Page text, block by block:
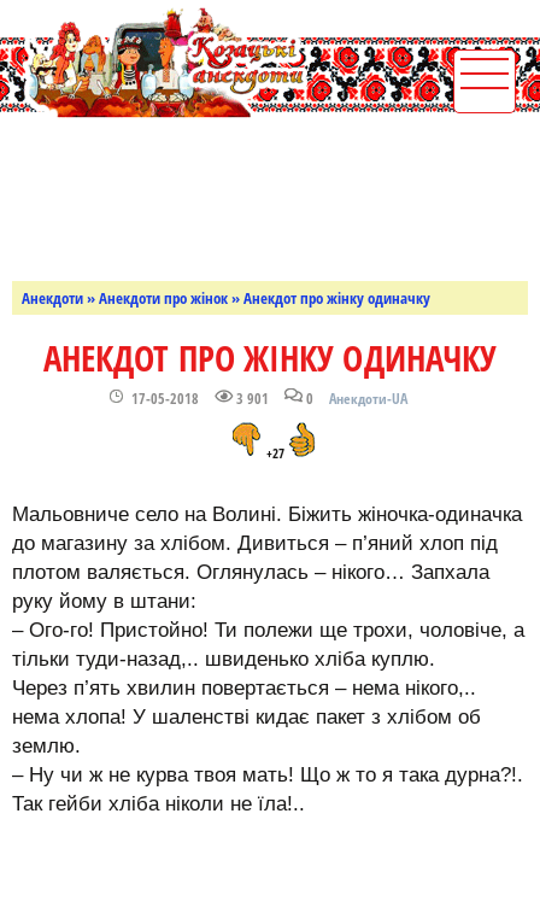
Анекдоти»Анекдоти про жінок» Анекдот про жінку одиначку
АНЕКДОТ ПРО ЖІНКУ ОДИНАЧКУ
17-05-2018 3 901 0 Анекдоти-UA
+27
Мальовниче село на Волині. Біжить жіночка-одиначка
до магазину за хлібом. Дивиться – п’яний хлоп під
плотом валяється. Оглянулась – нікого… Запхала
руку йому в штани:
– Ого-го! Пристойно! Ти полежи ще трохи, чоловіче, а
тільки туди-назад,.. швиденько хліба куплю.
Через п’ять хвилин повертається – нема нікого,..
нема хлопа! У шаленстві кидає пакет з хлібом об
землю.
– Ну чи ж не курва твоя мать! Що ж то я така дурна?!.
Так гейби хліба ніколи не їла!..